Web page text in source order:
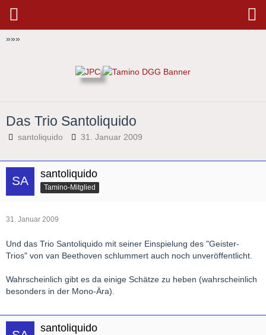
»»»
Das Trio Santoliquido
santoliquido 31. Januar 2009
santoliquido
Tamino-Mitglied
31. Januar 2009
Und das Trio Santoliquido mit seiner Einspielung des "Geister-
Trios" von van Beethoven schlummert auch noch unveröffentlicht.
Wahrscheinlich gibt es da einige Schätze zu heben (wahrscheinlich
besonders in der Mono-Ära).
santoliquido